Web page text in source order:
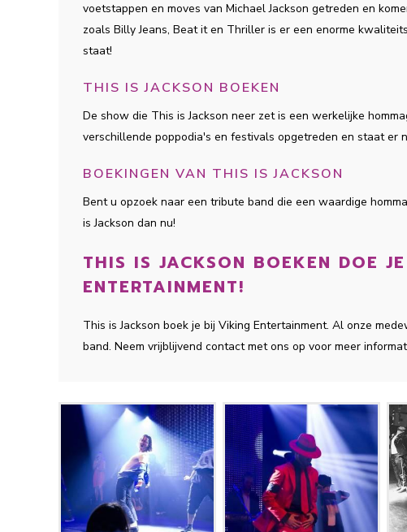
voetstappen en moves van Michael Jackson getreden en
zoals Billy Jeans, Beat it en Thriller is er een enorme
staat!
THIS IS JACKSON BOEKEN
De show die This is Jackson neer zet is een werkelijke
verschillende poppodia's en festivals opgetreden en staat er
BOEKINGEN VAN THIS IS JACKSON
Bent u opzoek naar een tribute band die een waardige
is Jackson dan nu!
THIS IS JACKSON BOEKEN DOE
ENTERTAINMENT!
This is Jackson boek je bij Viking Entertainment. Al onze
band. Neem vrijblijvend contact met ons op voor meer